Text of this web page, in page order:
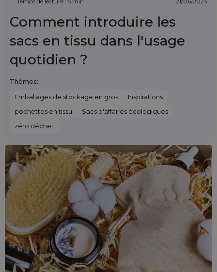
Comment introduire les
sacs en tissu dans l'usage
quotidien ?
Thèmes:
Emballages de stockage en gros
Inspirations
pochettes en tissu
Sacs d'affaires écologiques
zéro déchet